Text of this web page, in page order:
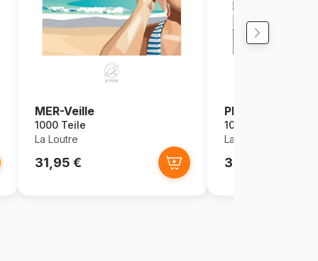
MER-Veille
1000 Teile
La Loutre
31,95 €
Plus DE
1000 Teile
La Loutre
32,00 €